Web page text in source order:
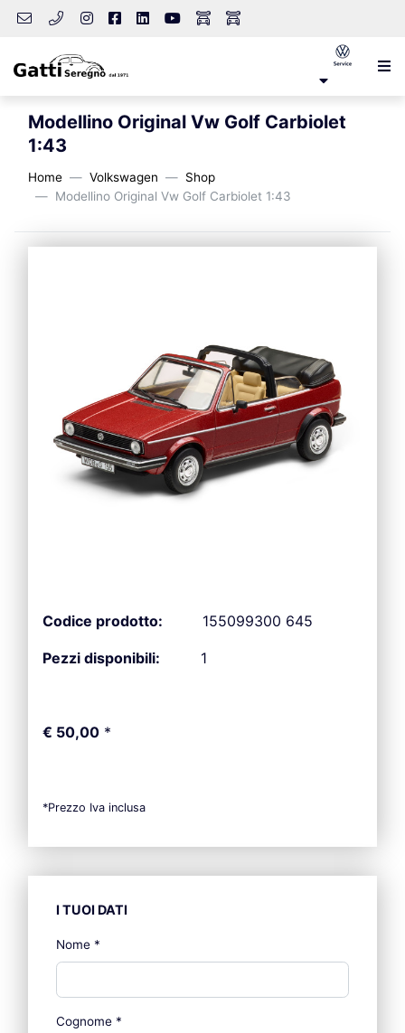
Modellino Original Vw Golf Carbiolet
1:43
Home Volkswagen
Shop
Modellino Original Vw Golf Carbiolet 1:43
Codice prodotto: 155099300 645
Pezzi disponibili: 1
€ 50,00 *
*Prezzo Iva inclusa
I TUOI DATI
Nome *
Cognome *